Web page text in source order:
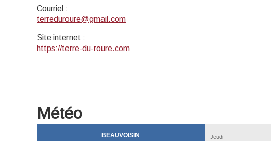
Courriel :
terreduroure@gmail.com
Site internet :
https://terre-du-roure.com
Météo